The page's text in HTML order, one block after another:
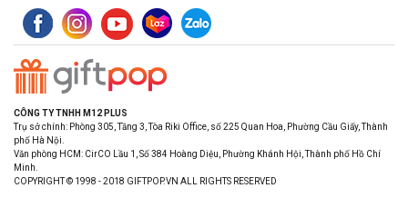
CÔNG TY TNHH M12 PLUS
Trụ sở chính: Phòng 305, Tầng 3, Tòa Riki Office, số 225 Quan Hoa, Phường Cầu Giấy, Thành
phố Hà Nội.
Văn phòng HCM: CirCO Lầu 1, Số 384 Hoàng Diệu, Phường Khánh Hội, Thành phố Hồ Chí
Minh.
COPYRIGHT © 1998 - 2018 GIFTPOP.VN ALL RIGHTS RESERVED